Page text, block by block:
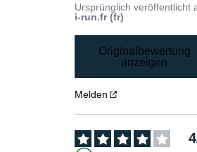
Ursprünglich veröffentlicht
i-run.fr (fr)
Originalbewertung
anzeigen
Melden
4